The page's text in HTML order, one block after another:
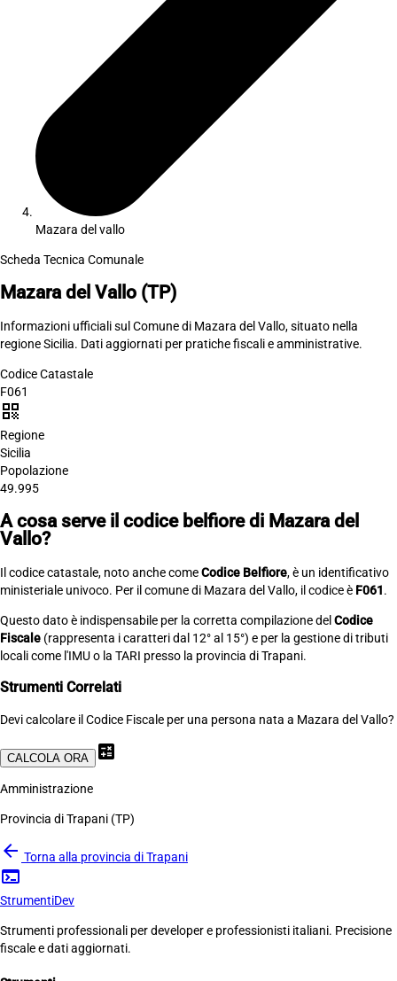
Mazara del vallo
Scheda Tecnica Comunale
Mazara del Vallo (TP)
Informazioni ufficiali sul Comune di Mazara del Vallo, situato nella
regione Sicilia. Dati aggiornati per pratiche fiscali e amministrative.
Codice Catastale
F061
qr_code
Regione
Sicilia
Popolazione
49.995
A cosa serve il codice belfiore di Mazara del
Vallo?
Il codice catastale, noto anche comeCodice Belfiore, è un identificativo
ministeriale univoco. Per il comune di Mazara del Vallo, il codice è F061.
Questo dato è indispensabile per la corretta compilazione del Codice
Fiscale (rappresenta i caratteri dal 12° al 15°) e per la gestione di tributi
locali come l'IMU o la TARI presso la provincia di Trapani.
Strumenti Correlati
Devi calcolare il Codice Fiscale per una persona nata a Mazara del Vallo?
CALCOLA ORA calculate
Amministrazione
Provincia di Trapani (TP)
arrow_back Torna alla provincia di Trapani
terminal
StrumentiDev
Strumenti professionali per developer e professionisti italiani. Precisione
fiscale e dati aggiornati.